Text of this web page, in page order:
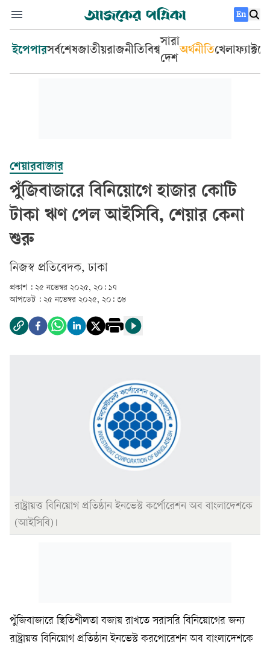
En
ইপেপারসর্বশেষজাতীয়রাজনীতিবিশ্ব
সারা
দেশ
অর্থনীতিখেলা
শেয়ারবাজার
পুঁজিবাজারে বিনিয়োগে হাজার কোটি
টাকা ঋণ পেল আইসিবি, শেয়ার কেনা
শুরু
‎নিজস্ব প্রতিবেদক, ঢাকা‎
প্রকাশ : ২৫ নভেম্বর ২০২৫, ২০: ১৭
আপডেট : ২৫ নভেম্বর ২০২৫, ২০: ৩৮
রাষ্ট্রায়ত্ত বিনিয়োগ প্রতিষ্ঠান ইনভেস্ট কর্পোরেশন অব বাংলাদেশকে
(আইসিবি)।
পুঁজিবাজারে স্থিতিশীলতা বজায় রাখতে সরাসরি বিনিয়োগের জন্য
রাষ্ট্রায়ত্ত বিনিয়োগ প্রতিষ্ঠান ইনভেস্ট করপোরেশন অব বাংলাদেশকে